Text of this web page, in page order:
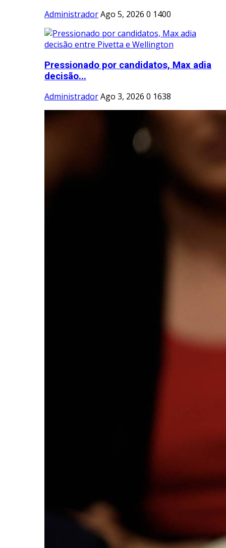
AdministradorAgo 5, 2026 0 1400
Pressionado por candidatos, Max adia
decisão...
AdministradorAgo 3, 2026 0 1638